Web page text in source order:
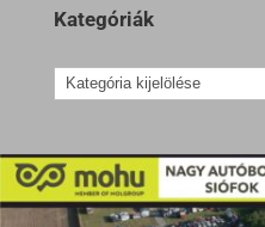
Kategóriák
Kategóriák